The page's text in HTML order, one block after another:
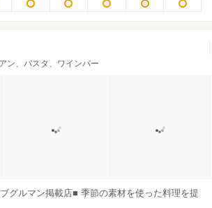
ン、パスタ、ワインバー
グルマン掲載店■ 季節の素材を使った料理を提